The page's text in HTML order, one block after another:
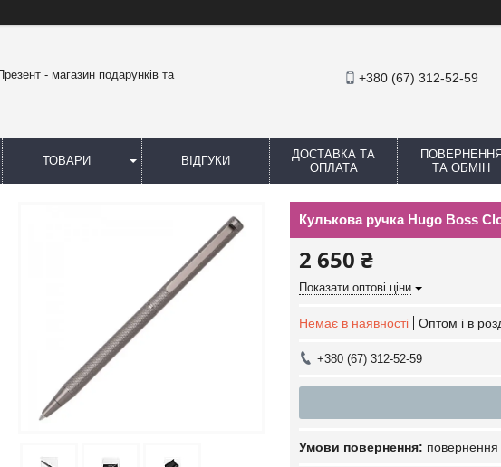
- магазин подарунків та
+380 (67) 312-52-59
ТОВАРИ ВІДГУКИ
ДОСТАВКА ТА
ОПЛАТА
ПОВЕРНЕННЯ
ТА ОБМІН
Кулькова ручка Hugo Boss
2 650 ₴
Показати оптові ціни
Немає в наявності Оптом і в
+380 (67) 312-52-59
повернення